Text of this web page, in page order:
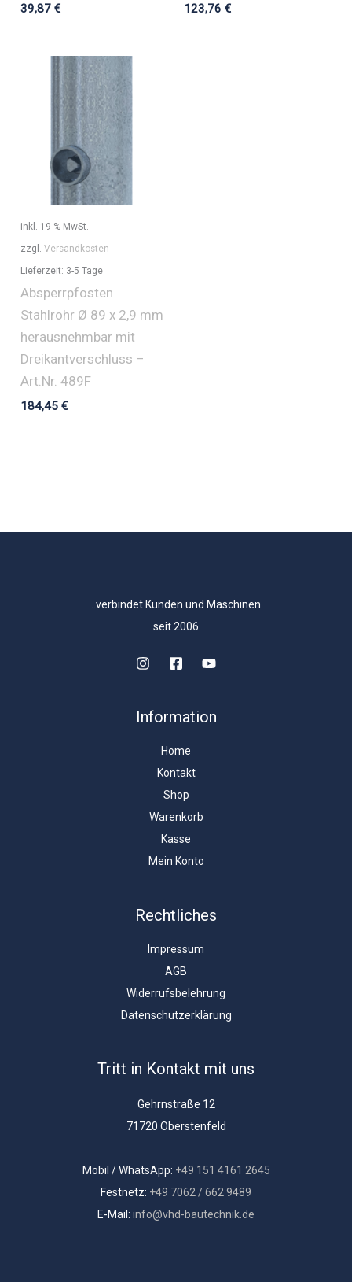
39,87€ 123,76 €
inkl. 19 % MwSt.
zzgl.Versandkosten
Lieferzeit: 3-5 Tage
Absperrpfosten
Stahlrohr Ø 89 x 2,9 mm
herausnehmbar mit
Dreikantverschluss –
Art.Nr. 489F
184,45€
..verbindet Kunden und Maschinen
seit 2006
Information
Home
Kontakt
Shop
Warenkorb
Kasse
Mein Konto
Rechtliches
Impressum
AGB
Widerrufsbelehrung
Datenschutzerklärung
Tritt in Kontakt mit uns
Gehrnstraße 12
71720 Oberstenfeld
Mobil / WhatsApp: +49 151 4161 2645
Festnetz: +49 7062 / 662 9489
E-Mail: info@vhd-bautechnik.de